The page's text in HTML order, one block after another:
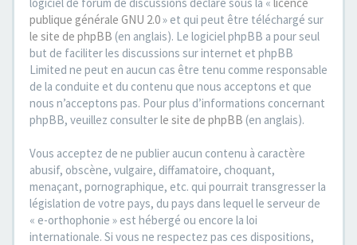
publique générale GNU 2.0» et qui peut être téléchargé sur
le site de phpBB (en anglais). Le logiciel phpBB a pour seul
but de faciliter les discussions sur internet et phpBB
Limited ne peut en aucun cas être tenu comme responsable
de la conduite et du contenu que nous acceptons et que
nous n’acceptons pas. Pour plus d’informations concernant
phpBB, veuillez consulterle site de phpBB (en anglais).
Vous acceptez de ne publier aucun contenu à caractère
abusif, obscène, vulgaire, diffamatoire, choquant,
menaçant, pornographique, etc. qui pourrait transgresser la
législation de votre pays, du pays dans lequel le serveur de
« e-orthophonie » est hébergé ou encore la loi
internationale. Si vous ne respectez pas ces dispositions,